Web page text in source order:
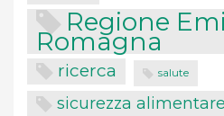
Regione
Romagna
ricerca salute
sicurezza alimentare